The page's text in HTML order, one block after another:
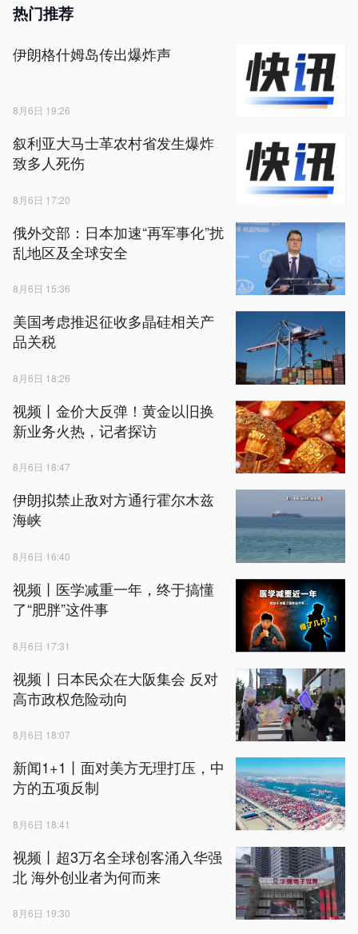
热门推荐
伊朗格什姆岛传出爆炸声
8月6日 19:26
叙利亚大马士革农村省发生爆炸
致多人死伤
8月6日 17:20
俄外交部：日本加速“再军事化”扰
乱地区及全球安全
8月6日 15:36
美国考虑推迟征收多晶硅相关产
品关税
8月6日 18:26
视频丨金价大反弹！黄金以旧换
新业务火热，记者探访
8月6日 18:47
伊朗拟禁止敌对方通行霍尔木兹
海峡
8月6日 16:40
视频丨医学减重一年，终于搞懂
了“肥胖”这件事
8月6日 17:31
视频丨日本民众在大阪集会 反对
高市政权危险动向
8月6日 18:07
新闻1+1丨面对美方无理打压，中
方的五项反制
8月6日 18:41
视频丨超3万名全球创客涌入华强
北 海外创业者为何而来
8月6日 19:30